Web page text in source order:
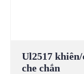
Ul2517
che chắn